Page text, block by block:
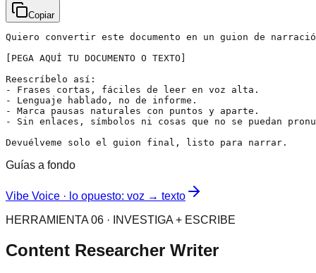
Copiar
Quiero convertir este documento en un guion de
[PEGA AQUÍ TU DOCUMENTO O TEXTO]
Reescríbelo así:
- Frases cortas, fáciles de leer en voz alta.
- Lenguaje hablado, no de informe.
- Marca pausas naturales con puntos y aparte.
- Sin enlaces, símbolos ni cosas que no se puedan
Devuélveme solo el guion final, listo para narrar.
Guías a fondo
Vibe Voice · lo opuesto: voz → texto
HERRAMIENTA 06 · INVESTIGA + ESCRIBE
Content Researcher Writer